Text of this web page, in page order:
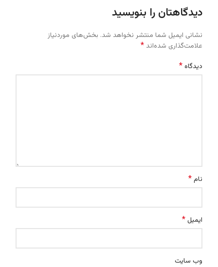
دیدگاهتان را بنویسید
نشانی ایمیل شما منتشر نخواهد شد. بخش‌های موردنیاز
علامت‌گذاری شده‌اند *
دیدگاه*
نام*
ایمیل*
وب‌ سایت